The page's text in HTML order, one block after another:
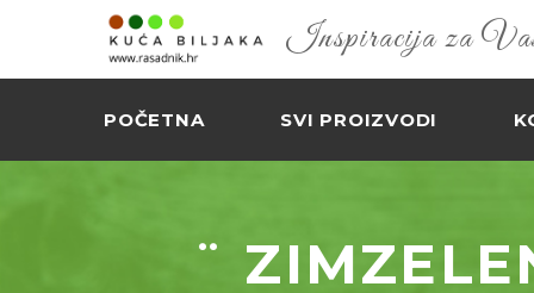
Inspiracija za
POČETNA SVI PROIZVODI
¨